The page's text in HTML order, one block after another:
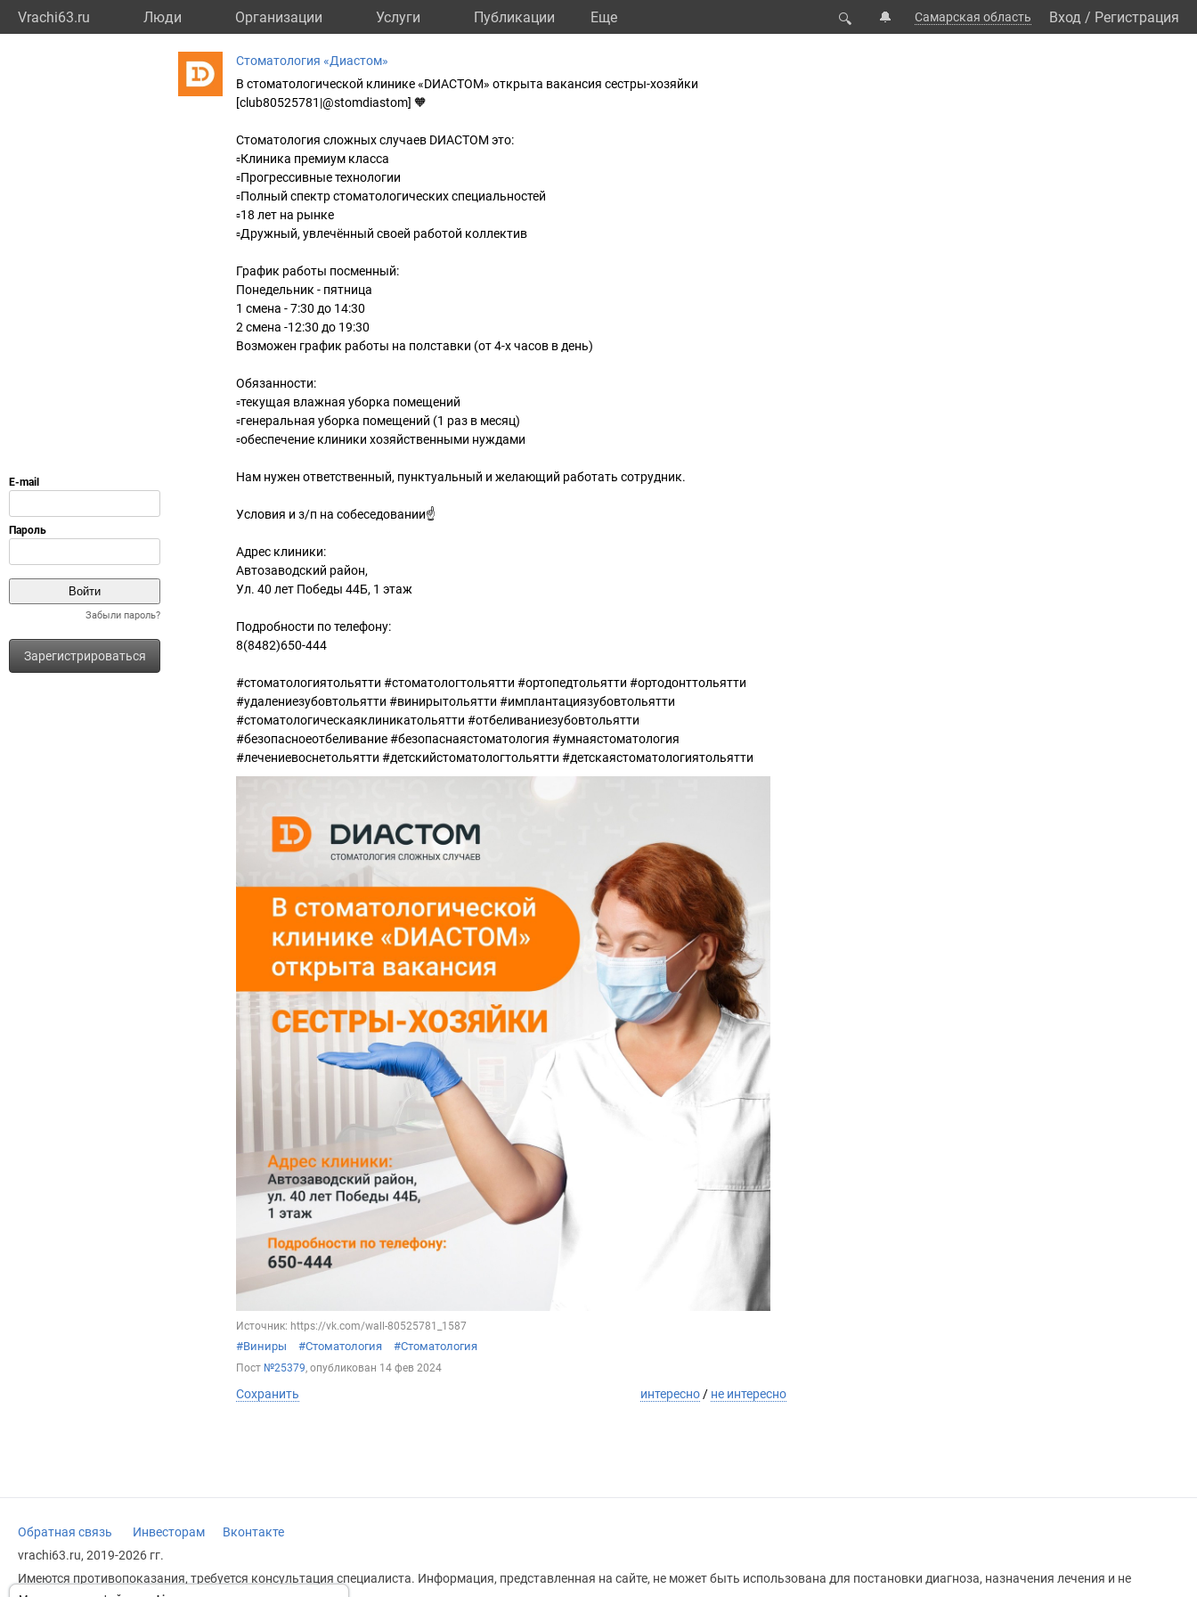
Vrachi63.ru Люди Организации Услуги Публикации Eще 🔍 🔔 Самарская область Вход / Регистрация
Забыли пароль?
Зарегистрироваться
Стоматология «Диастом»
В стоматологической клинике «DИАСТОМ» открыта вакансия сестры-хозяйки
[club80525781|@stomdiastom] 🧡
Стоматология сложных случаев DИАСТОМ это:
▫Клиника премиум класса
▫Прогрессивные технологии
▫Полный спектр стоматологических специальностей
▫18 лет на рынке
▫Дружный, увлечённый своей работой коллектив
График работы посменный:
Понедельник - пятница
1 смена - 7:30 до 14:30
2 смена -12:30 до 19:30
Возможен график работы на полставки (от 4-х часов в день)
Обязанности:
▫️текущая влажная уборка помещений
▫️генеральная уборка помещений (1 раз в месяц)
▫️обеспечение клиники хозяйственными нуждами
Нам нужен ответственный, пунктуальный и желающий работать сотрудник.
Условия и з/п на собеседовании☝️
Адрес клиники:
Автозаводский район,
Ул. 40 лет Победы 44Б, 1 этаж
Подробности по телефону:
8(8482)650-444
#стоматологиятольятти #стоматологтольятти #ортопедтольятти #ортодонттольятти
#удалениезубовтольятти #винирытольятти #имплантациязубовтольятти
#стоматологическаяклиникатольятти #отбеливаниезубовтольятти
#безопасноеотбеливание #безопаснаястоматология #умнаястоматология
#лечениевоснетольятти #детскийстоматологтольятти #детскаястоматологиятольятти
Источник: https://vk.com/wall-80525781_1587
#Виниры #Стоматология #Стоматология
Пост №25379, опубликован 14 фев 2024
Сохранить интересно / не интересно
Обратная связь Инвесторам
Вконтакте
vrachi63.ru, 2019-2026 гг.
Имеются противопоказания, требуется консультация специалиста. Информация, представленная на сайте, не может быть использована для постановки диагноза, назначения лечения и не
заменяет прием врача.